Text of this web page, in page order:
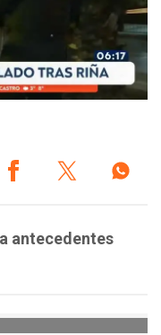
antecedentes